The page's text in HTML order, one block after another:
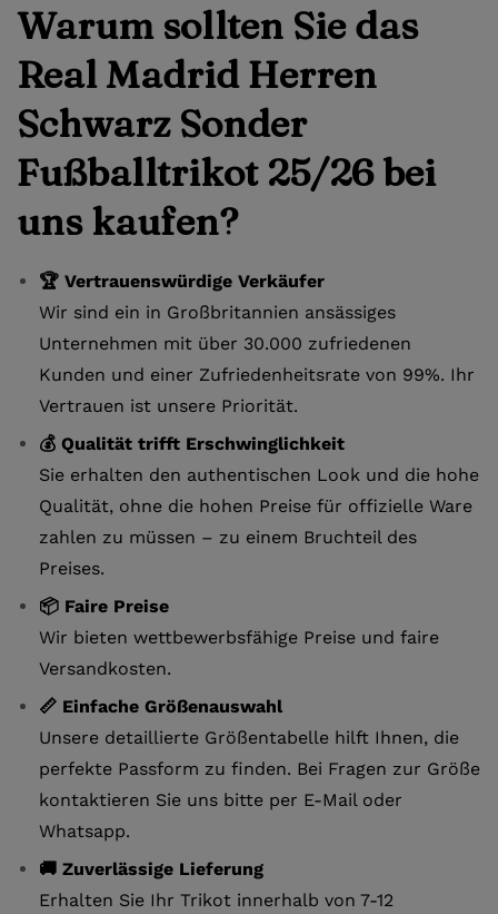
Warum sollten Sie das
Real Madrid Herren
Schwarz Sonder
Fußballtrikot 25/26 bei
uns kaufen?
🏆 Vertrauenswürdige Verkäufer
Wir sind ein in Großbritannien ansässiges
Unternehmen mit über 30.000 zufriedenen
Kunden und einer Zufriedenheitsrate von 99%. Ihr
Vertrauen ist unsere Priorität.
💰 Qualität trifft Erschwinglichkeit
Sie erhalten den authentischen Look und die hohe
Qualität, ohne die hohen Preise für offizielle Ware
zahlen zu müssen – zu einem Bruchteil des
Preises.
📦 Faire Preise
Wir bieten wettbewerbsfähige Preise und faire
Versandkosten.
📏 Einfache Größenauswahl
Unsere detaillierte Größentabelle hilft Ihnen, die
perfekte Passform zu finden. Bei Fragen zur Größe
kontaktieren Sie uns bitte per E-Mail oder
Whatsapp.
🚚 Zuverlässige Lieferung
Erhalten Sie Ihr Trikot innerhalb von 7-12